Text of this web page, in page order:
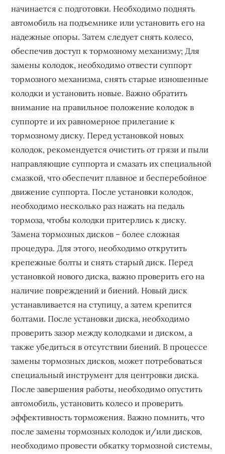
начинается с подготовки. Необходимо поднять
автомобиль на подъемнике или установить его на
надежные опоры. Затем следует снять колесо,
обеспечив доступ к тормозному механизму; Для
замены колодок, необходимо отвести суппорт
тормозного механизма, снять старые изношенные
колодки и установить новые. Важно обратить
внимание на правильное положение колодок в
суппорте и их равномерное прилегание к
тормозному диску. Перед установкой новых
колодок, рекомендуется очистить от грязи и пыли
направляющие суппорта и смазать их специальной
смазкой, что обеспечит плавное и бесперебойное
движение суппорта. После установки колодок,
необходимо несколько раз нажать на педаль
тормоза, чтобы колодки притерлись к диску.
Замена тормозных дисков – более сложная
процедура. Для этого, необходимо открутить
крепежные болты и снять старый диск. Перед
установкой нового диска, важно проверить его на
наличие повреждений и биений. Новый диск
устанавливается на ступицу, а затем крепится
болтами. После установки диска, необходимо
проверить зазор между колодками и диском, а
также убедиться в отсутствии биений. В процессе
замены тормозных дисков, может потребоваться
специальный инструмент для центровки диска.
После завершения работы, необходимо опустить
автомобиль, установить колесо и проверить
эффективность торможения. Важно помнить, что
после замены тормозных колодок и/или дисков,
необходимо провести обкатку тормозной системы,